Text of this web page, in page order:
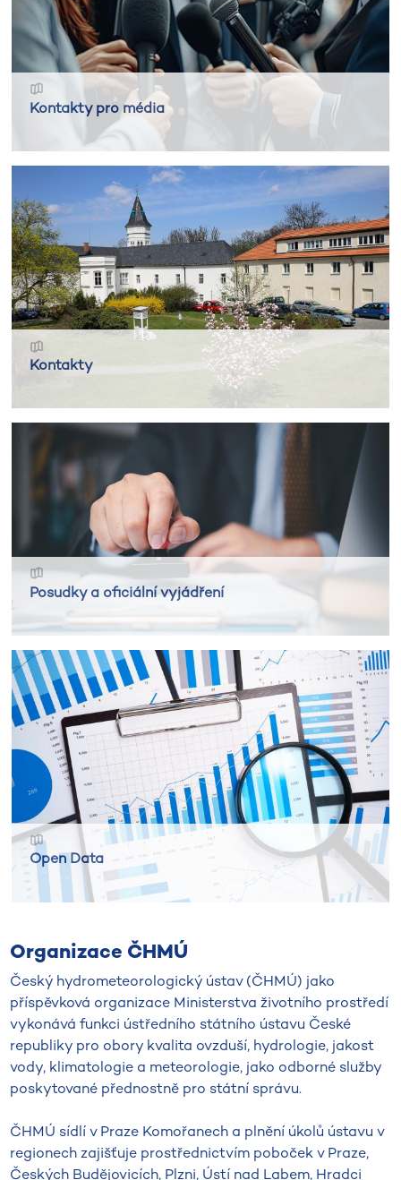
Kontakty
Open Data
Kontakty pro média
Posudky a oficiální vyjádření
Organizace ČHMÚ
Český hydrometeorologický ústav (ČHMÚ) jako
příspěvková organizace Ministerstva životního prostředí
vykonává funkci ústředního státního ústavu České
republiky pro obory kvalita ovzduší, hydrologie, jakost
vody, klimatologie a meteorologie, jako odborné služby
poskytované přednostně pro státní správu.
ČHMÚ sídlí v Praze Komořanech a plnění úkolů ústavu v
regionech zajišťuje prostřednictvím poboček v Praze,
Českých Budějovicích, Plzni, Ústí nad Labem, Hradci